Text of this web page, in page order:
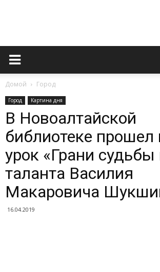
Городской
портал
Домой Город
Город Картина дня
В Новоалтайской
библиотеке
урок «Грани судьбы
таланта Василия
Макаровича
16.04.2019